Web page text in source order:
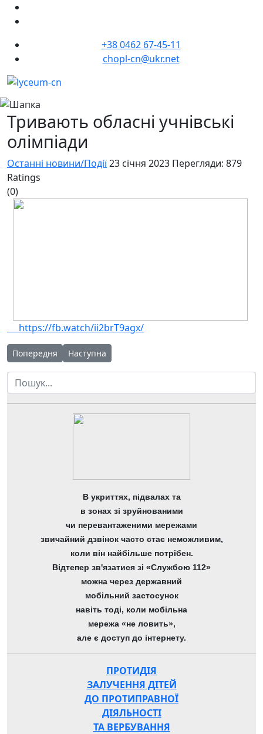
+38 0462 67-45-11
chopl-cn@ukr.net
Тривають обласні учнівські
олімпіади
Останні новини/Події23 січня 2023 Перегляди: 879
Ratings
(0)
https://fb.watch/ii2brT9agx/
Попередня стаття: 24 січня відбулася зустріч учнівства з
Попередня Наступна стаття: 15 січня в ЧОНЛ розпочався
Наступна
Пошук
В укриттях, підвалах та
в зонах зі зруйнованими
чи перевантаженими мережами
звичайний дзвінок часто стає неможливим,
коли він найбільше потрібен.
Відтепер зв'язатися зі «Службою 112»
можна через державний
мобільний застосунок
навіть тоді, коли мобільна
мережа «не ловить»,
але є доступ до інтернету.
ПРОТИДІЯ
ЗАЛУЧЕННЯ ДІТЕЙ
ДО ПРОТИПРАВНОЇ
ДІЯЛЬНОСТІ
ТА ВЕРБУВАННЯ